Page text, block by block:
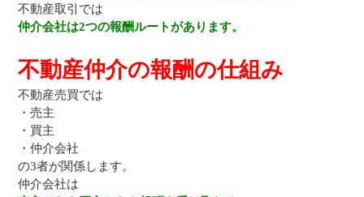
不動産取引では
仲介会社は2つの報酬ルートがあります。
不動産仲介の報酬の仕組み
不動産売買では
・売主
・買主
・仲介会社
の3者が関係します。
仲介会社は